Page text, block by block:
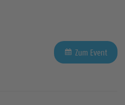
Zum Event